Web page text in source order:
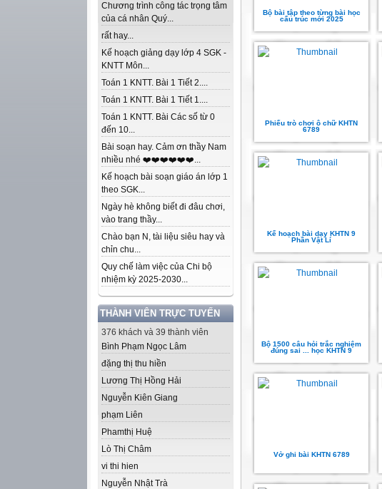
Chương trình công tác trọng tâm
của cá nhân Quý...
rất hay...
Kế hoạch giảng dạy lớp 4 SGK -
KNTT Môn...
Toán 1 KNTT. Bài 1 Tiết 2....
Toán 1 KNTT. Bài 1 Tiết 1....
Toán 1 KNTT. Bài Các số từ 0
đến 10...
Bài soạn hay. Cảm ơn thầy Nam
nhiều nhé ❤️❤️❤️❤️❤️❤️...
Kế hoạch bài soạn giáo án lớp 1
theo SGK...
Ngày hè không biết đi đâu chơi,
vào trang thầy...
Chào bạn N, tài liệu siêu hay và
chỉn chu...
Quy chế làm việc của Chi bộ
nhiệm kỳ 2025-2030...
THÀNH VIÊN TRỰC TUYẾN
376 khách và 39 thành viên
Bình Phạm Ngọc Lâm
đặng thị thu hiền
Lương Thị Hồng Hải
Nguyễn Kiên Giang
phạm Liên
Phamthị Huệ
Lò Thị Châm
vi thi hien
Nguyễn Nhật Trà
Bộ bài tập theo từng bài học
cấu trúc mới 2025
Phiếu trò chơi ô chữ KHTN
6789
Kế hoạch bài dạy KHTN 9
Phần Vật Lí
Bộ 1500 câu hỏi trắc nghiệm
đúng sai ... học KHTN 9
Vở ghi bài KHTN 6789